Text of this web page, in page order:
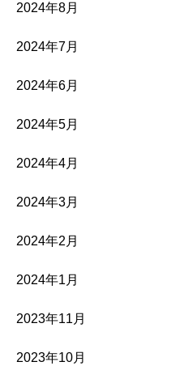
2024年8月
2024年7月
2024年6月
2024年5月
2024年4月
2024年3月
2024年2月
2024年1月
2023年11月
2023年10月